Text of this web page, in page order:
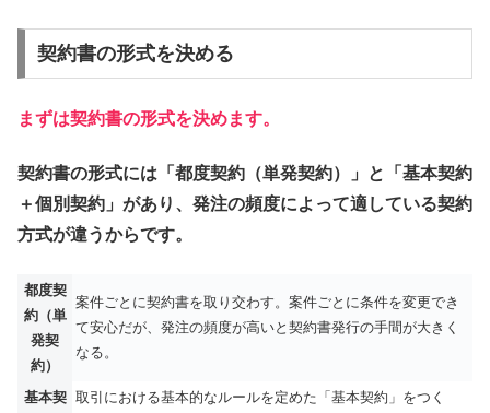
契約書の形式を決める
まずは契約書の形式を決めます。
契約書の形式には「都度契約（単発契約）」と「基本契約
＋個別契約」があり、発注の頻度によって適している契約
方式が違うからです。
都度契
約（単
発契
約）
案件ごとに契約書を取り交わす。案件ごとに条件を変更でき
て安心だが、発注の頻度が高いと契約書発行の手間が大きく
なる。
基本契 取引における基本的なルールを定めた「基本契約」をつく